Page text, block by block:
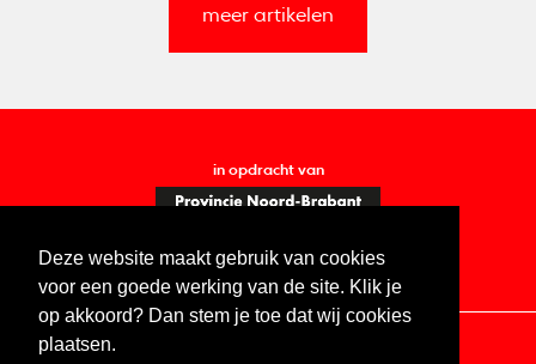
Deze website maakt gebruik van cookies
voor een goede werking van de site. Klik je
op akkoord? Dan stem je toe dat wij cookies
plaatsen.
meer artikelen
in opdracht van